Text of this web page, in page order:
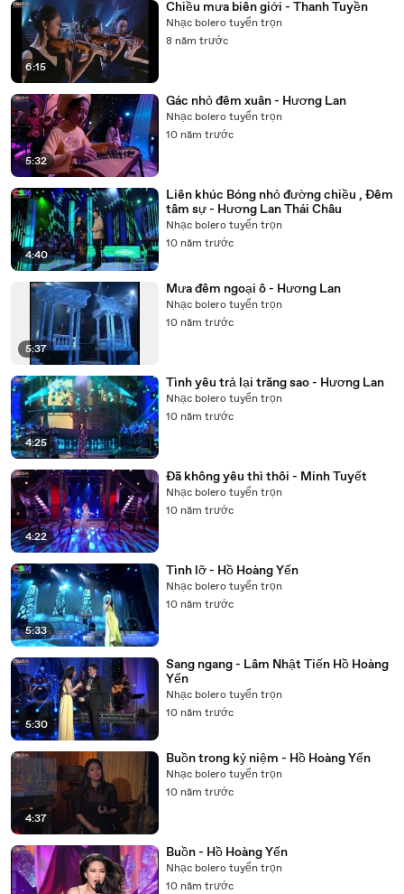
6:15
Chiều mưa biên giới - Thanh Tuyền
Nhạc bolero tuyển trọn
8 năm trước
5:32
Gác nhỏ đêm xuân - Hương Lan
Nhạc bolero tuyển trọn
10 năm trước
4:40
Liên khúc Bóng nhỏ đường chiều , Đêm
tâm sự - Hương Lan Thái Châu
Nhạc bolero tuyển trọn
10 năm trước
5:37
Mưa đêm ngoại ô - Hương Lan
Nhạc bolero tuyển trọn
10 năm trước
4:25
Tình yêu trả lại trăng sao - Hương Lan
Nhạc bolero tuyển trọn
10 năm trước
4:22
Đã không yêu thì thôi - Minh Tuyết
Nhạc bolero tuyển trọn
10 năm trước
5:33
Tình lỡ - Hồ Hoàng Yến
Nhạc bolero tuyển trọn
10 năm trước
5:30
Sang ngang - Lâm Nhật Tiến Hồ Hoàng
Yến
Nhạc bolero tuyển trọn
10 năm trước
4:37
Buồn trong kỷ niệm - Hồ Hoàng Yến
Nhạc bolero tuyển trọn
10 năm trước
Buồn - Hồ Hoàng Yến
Nhạc bolero tuyển trọn
10 năm trước